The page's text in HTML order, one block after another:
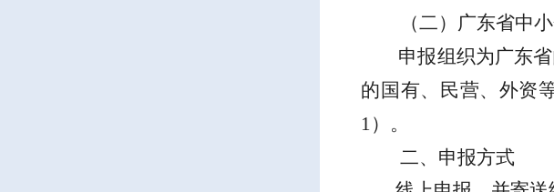
（二） 广东省中
申报组织为广东
的 国有、民营、外资
1）
。
二、 申报方式